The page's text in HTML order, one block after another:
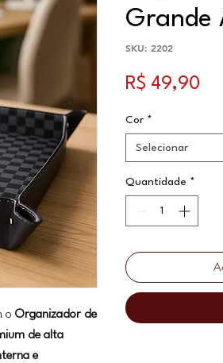
o Organizador de
de alta
e
Grande
SKU: 2202
R$ 49,90
Cor *
Selecionar
Quantidade *